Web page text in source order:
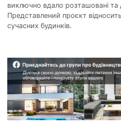
виключно вдало розташовані та
Представлений проєкт
сучасних будинків.